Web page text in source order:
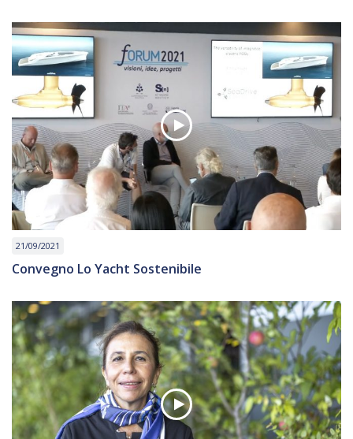
21/09/2021
Convegno Lo Yacht Sostenibile